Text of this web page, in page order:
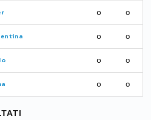
0 0
0 0
0 0
0 0